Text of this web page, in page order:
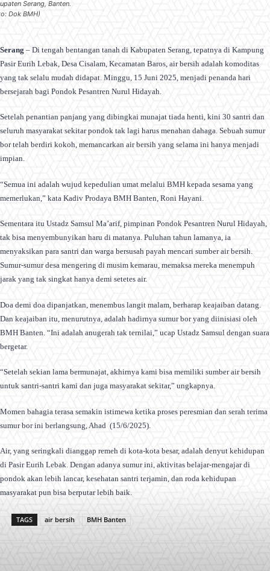
Serang, Banten.
Dok BMH)
Serang – Di tengah bentangan tanah di Kabupaten Serang, tepatnya di Kampung
Pasir Eurih Lebak, Desa Cisalam, Kecamatan Baros, air bersih adalah komoditas
yang tak selalu mudah didapat. Minggu, 15 Juni 2025, menjadi penanda hari
bersejarah bagi Pondok Pesantren Nurul Hidayah.
Setelah penantian panjang yang dibingkai munajat tiada henti, kini 30 santri dan
seluruh masyarakat sekitar pondok tak lagi harus menahan dahaga. Sebuah sumur
bor telah berdiri kokoh, memancarkan air bersih yang selama ini hanya menjadi
impian.
“Semua ini adalah wujud kepedulian umat melalui BMH kepada sesama yang
memerlukan,” kata Kadiv Prodaya BMH Banten, Roni Hayani.
Sementara itu Ustadz Samsul Ma’arif, pimpinan Pondok Pesantren Nurul Hidayah,
tak bisa menyembunyikan haru di matanya. Puluhan tahun lamanya, ia
menyaksikan para santri dan warga bersusah payah mencari sumber air bersih.
Sumur-sumur desa mengering di musim kemarau, memaksa mereka menempuh
jarak yang tak singkat hanya demi setetes air.
Doa demi doa dipanjatkan, menembus langit malam, berharap keajaiban datang.
Dan keajaiban itu, menurutnya, adalah hadirnya sumur bor yang diinisiasi oleh
BMH Banten. “Ini adalah anugerah tak ternilai,” ucap Ustadz Samsul dengan suara
bergetar.
“Setelah sekian lama bermunajat, akhirnya kami bisa memiliki sumber air bersih
untuk santri-santri kami dan juga masyarakat sekitar,” ungkapnya.
Momen bahagia terasa semakin istimewa ketika proses peresmian dan serah terima
sumur bor ini berlangsung, Ahad (15/6/2025).
Air, yang seringkali dianggap remeh di kota-kota besar, adalah denyut kehidupan
di Pasir Eurih Lebak. Dengan adanya sumur ini, aktivitas belajar-mengajar di
pondok akan lebih lancar, kesehatan santri terjamin, dan roda kehidupan
masyarakat pun bisa berputar lebih baik.
TAGS air bersih BMH Banten